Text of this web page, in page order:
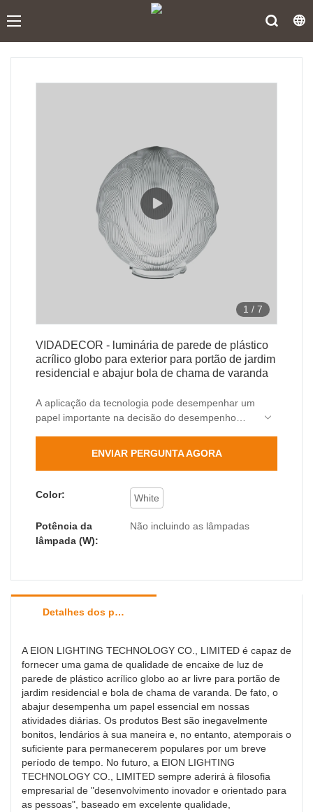
1 / 7
VIDADECOR - luminária de parede de plástico
acrílico globo para exterior para portão de jardim
residencial e abajur bola de chama de varanda
A aplicação da tecnologia pode desempenhar um
papel importante na decisão do desempenho
plástico acrílico globo ao ar livre para portão de
ENVIAR PERGUNTA AGORA
Color: White
Potência da
lâmpada (W):
Não incluindo as lâmpadas
Detalhes dos produtos
A EION LIGHTING TECHNOLOGY CO., LIMITED é capaz de
fornecer uma gama de qualidade de encaixe de luz de
parede de plástico acrílico globo ao ar livre para portão de
jardim residencial e bola de chama de varanda. De fato, o
abajur desempenha um papel essencial em nossas
atividades diárias. Os produtos Best são inegavelmente
bonitos, lendários à sua maneira e, no entanto, atemporais o
suficiente para permanecerem populares por um breve
período de tempo. No futuro, a EION LIGHTING
TECHNOLOGY CO., LIMITED sempre aderirá à filosofia
empresarial de "desenvolvimento inovador e orientado para
as pessoas", baseado em excelente qualidade,